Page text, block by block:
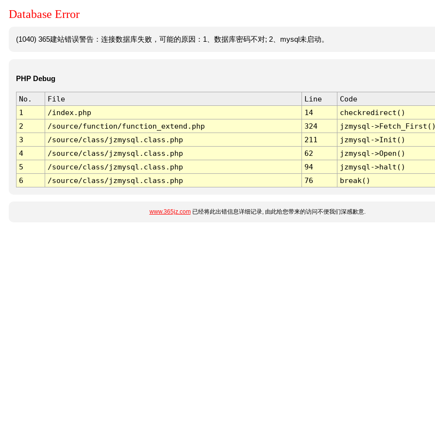
Database Error
(1040) 365建站错误警告：连接数据库失败，可能的原因：1、数据库密码不对; 2、mysql未启动。
PHP Debug
No. File Line
Code
1
/index.php 14
checkredirect()
2
/source/function/function_extend.php 324
jzmysql-
3
/source/class/jzmysql.class.php 211
jzmysql->Init()
4
/source/class/jzmysql.class.php 62
jzmysql->Open()
5
/source/class/jzmysql.class.php 94
jzmysql->halt()
6
/source/class/jzmysql.class.php 76 break()
www.365jz.com已经将此出错信息详细记录, 由此给您带来的访问不便我们深感歉意.